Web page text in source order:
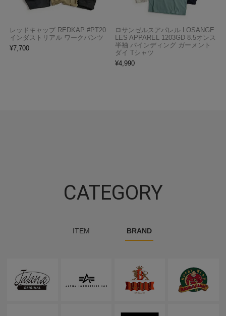
レッドキャップ REDKAP #PT20
インダストリアル ワークパンツ
¥7,700
ロサンゼルスアパレル LOSANGE
LES APPAREL 1203GD 8.5オンス
半袖 バインディング ガーメント
ダイ Tシャツ
¥4,990
CATEGORY
ITEM BRAND